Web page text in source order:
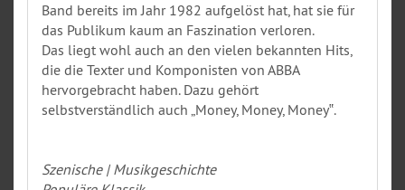
Band bereits im Jahr 1982 aufgelöst hat, hat sie für
das Publikum kaum an Faszination verloren.
Das liegt wohl auch an den vielen bekannten Hits,
die die Texter und Komponisten von ABBA
hervorgebracht haben. Dazu gehört
selbstverständlich auch „Money, Money, Money‟.
Szenische | Musikgeschichte